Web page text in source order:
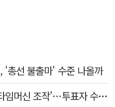
'총선 불출마' 수준 나올까
주진우 "선관위 117곳서 '타임머신 조작'…투표자 수 미리 입력"